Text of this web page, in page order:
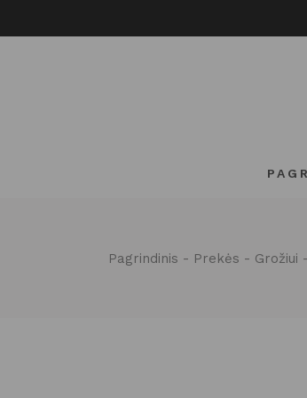
Pereiti
Pagrindinis Prekės Grožiui